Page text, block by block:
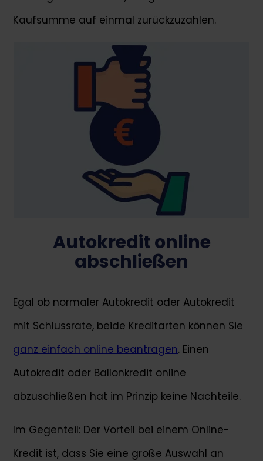
Kaufsumme auf einmal zurückzuzahlen.
Autokredit online
abschließen
Egal ob normaler Autokredit oder Autokredit
mit Schlussrate, beide Kreditarten können Sie
ganz einfach online beantragen. Einen
Autokredit oder Ballonkredit online
abzuschließen hat im Prinzip keine Nachteile.
Im Gegenteil: Der Vorteil bei einem Online-
Kredit ist, dass Sie eine große Auswahl an